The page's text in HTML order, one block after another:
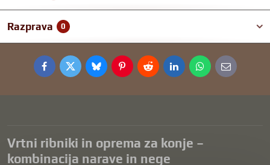
Razprava 0
FacebookTwitterBlueskyPinterestRedditLinkedInWhatsApp
E-
mail
Vrtni ribniki in oprema za konje –
kombinacija narave in nege